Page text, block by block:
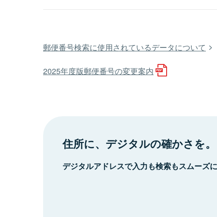
郵便番号検索に使用されているデータについて
2025年度版郵便番号の変更案内
住所に、デジタルの確かさを。
デジタルアドレスで入力も検索もスムーズ